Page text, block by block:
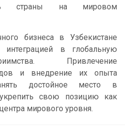
страны на мировом
бизнеса в Узбекистане
в глобальную
Привлечение
и внедрение их опыта
достойное место в
свою позицию как
мирового уровня.